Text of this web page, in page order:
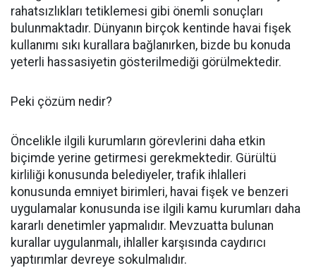
rahatsızlıkları tetiklemesi gibi önemli sonuçları
bulunmaktadır. Dünyanın birçok kentinde havai fişek
kullanımı sıkı kurallara bağlanırken, bizde bu konuda
yeterli hassasiyetin gösterilmediği görülmektedir.
Peki çözüm nedir?
Öncelikle ilgili kurumların görevlerini daha etkin
biçimde yerine getirmesi gerekmektedir. Gürültü
kirliliği konusunda belediyeler, trafik ihlalleri
konusunda emniyet birimleri, havai fişek ve benzeri
uygulamalar konusunda ise ilgili kamu kurumları daha
kararlı denetimler yapmalıdır. Mevzuatta bulunan
kurallar uygulanmalı, ihlaller karşısında caydırıcı
yaptırımlar devreye sokulmalıdır.